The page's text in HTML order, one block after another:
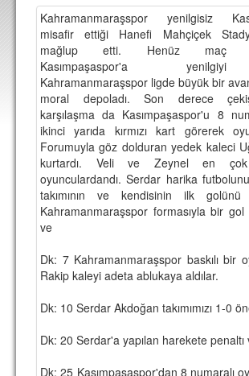
TRANSFERLER
TARAFTAR
BİLETLER
DEPLASMAN
LİSANSLI ÜRÜNLER
MULTİMEDYA
FOTOĞRAF & VİDEOLAR
KULÜP
Kahramanmaraşspor yenilgisiz
misafir ettiği Hanefi Mahçiçek
mağlup etti. Henüz maç
Kasımpaşaspor'a
Kahramanmaraşspor ligde büyük bir
moral depoladı. Son derece
karşılaşma da Kasımpaşaspor'u 8
ikinci yarıda kırmızı kart görerek
Forumuyla göz dolduran yedek kaleci
kurtardı. Veli ve Zeynel en
oyunculardandı. Serdar harika
takımının ve kendisinin ilk golünü
Kahramanmaraşspor formasıyla bir
ve
Dk: 7 Kahramanmaraşspor baskılı bir
Rakip kaleyi adeta ablukaya aldılar.
Dk: 10 Serdar Akdoğan takımımızı 1-0
Dk: 20 Serdar'a yapılan harekete penaltı
Dk: 25 Kasımpaşaspor'dan 8 numaralı